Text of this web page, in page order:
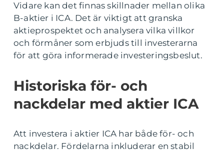
Vidare kan det finnas skillnader mellan olika
B-aktier i ICA. Det är viktigt att granska
aktieprospektet och analysera vilka villkor
och förmåner som erbjuds till investerarna
för att göra informerade investeringsbeslut.
Historiska för- och
nackdelar med aktier ICA
Att investera i aktier ICA har både för- och
nackdelar. Fördelarna inkluderar en stabil